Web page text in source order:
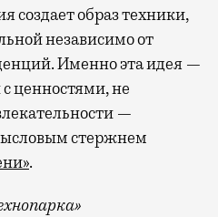
создает образ техники,
независимо от
Именно эта идея —
ценностями, не
—
стержнем
.